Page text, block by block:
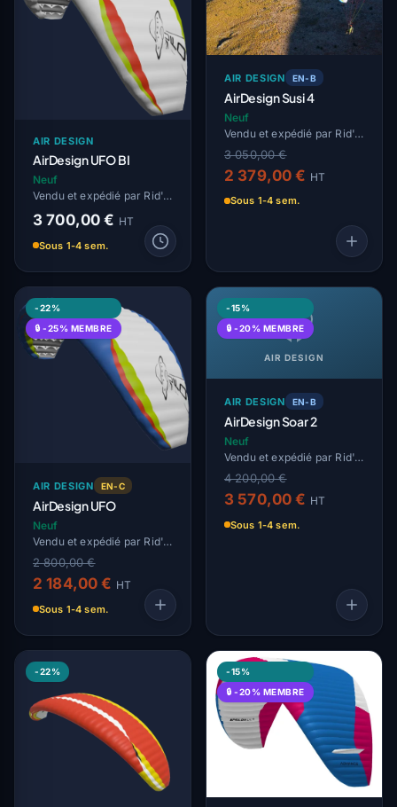
AIR DESIGN
AirDesign UFO BI
Neuf
Vendu et expédié par Rid'Air
3 700,00 € HT
Sous 1-4 sem.
AIR DESIGN EN-B
AirDesign Susi 4
Neuf
Vendu et expédié par Rid'Air
3 050,00 €
2 379,00 € HT
Sous 1-4 sem.
-22%
🔒 -25% MEMBRE
AIR DESIGN EN-C
AirDesign UFO
Neuf
Vendu et expédié par Rid'Air
2 800,00 €
2 184,00 € HT
Sous 1-4 sem.
AIR DESIGN
-15%
🔒 -20% MEMBRE
AIR DESIGN EN-B
AirDesign Soar 2
Neuf
Vendu et expédié par Rid'Air
4 200,00 €
3 570,00 € HT
Sous 1-4 sem.
-22%
-15%
🔒 -20% MEMBRE